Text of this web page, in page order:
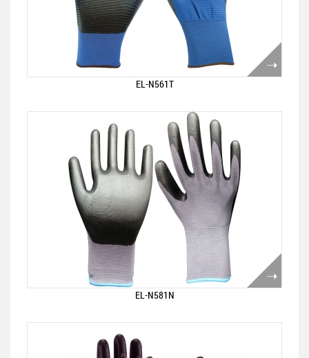
EL-N561T
EL-N581N